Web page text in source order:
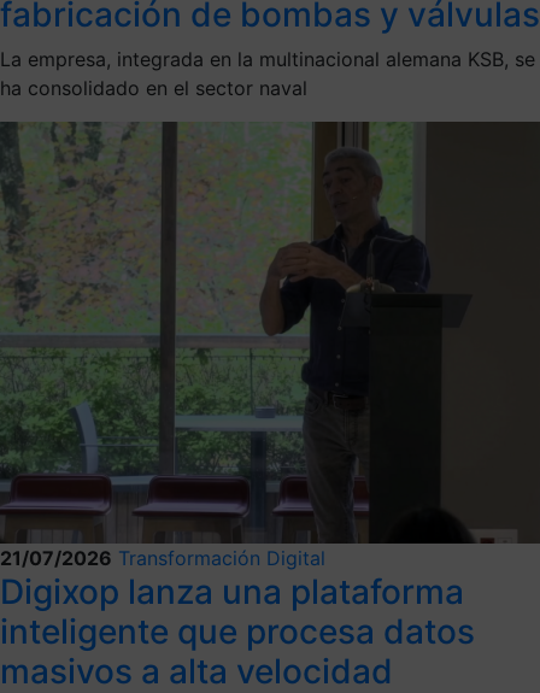
fabricación de bombas y válvulas
La empresa, integrada en la multinacional alemana KSB, se
ha consolidado en el sector naval
21/07/2026 Transformación Digital
Digixop lanza una plataforma
inteligente que procesa datos
masivos a alta velocidad